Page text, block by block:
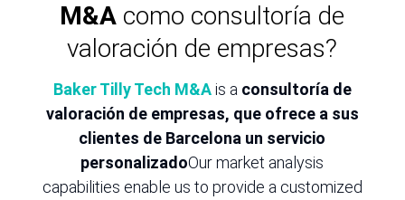
M&A como consultoría de
valoración de empresas?
Baker Tilly Tech M&Ais a consultoría de
valoración de empresas, que ofrece a sus
clientes de Barcelona un servicio
personalizadoOur market analysis
capabilities enable us to provide a customized